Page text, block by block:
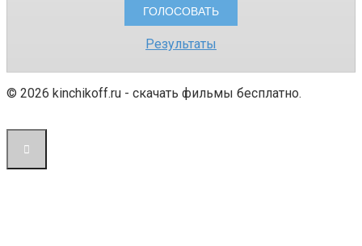
Результаты
© 2026 kinchikoff.ru - скачать фильмы бесплатно.